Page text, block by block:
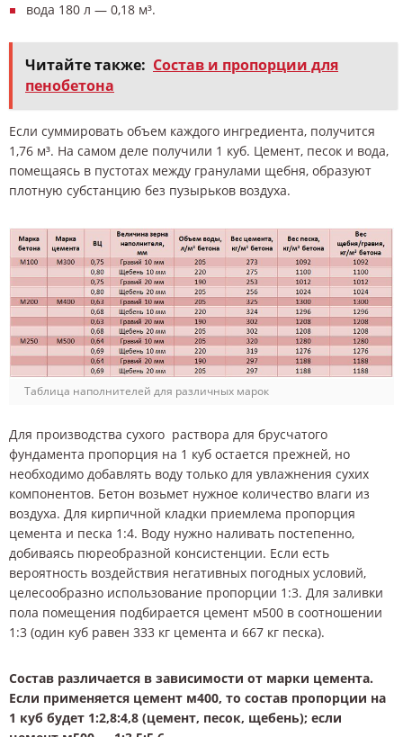
вода 180 л — 0,18 м³.
Читайте также: Состав и пропорции для
пенобетона
Если суммировать объем каждого ингредиента, получится
1,76 м³. На самом деле получили 1 куб. Цемент, песок и вода,
помещаясь в пустотах между гранулами щебня, образуют
плотную субстанцию без пузырьков воздуха.
Таблица наполнителей для различных марок
Для производства сухого раствора для брусчатого
фундамента пропорция на 1 куб остается прежней, но
необходимо добавлять воду только для увлажнения сухих
компонентов. Бетон возьмет нужное количество влаги из
воздуха. Для кирпичной кладки приемлема пропорция
цемента и песка 1:4. Воду нужно наливать постепенно,
добиваясь пюреобразной консистенции. Если есть
вероятность воздействия негативных погодных условий,
целесообразно использование пропорции 1:3. Для заливки
пола помещения подбирается цемент м500 в соотношении
1:3 (один куб равен 333 кг цемента и 667 кг песка).
Состав различается в зависимости от марки цемента.
Если применяется цемент м400, то состав пропорции на
1 куб будет 1:2,8:4,8 (цемент, песок, щебень); если